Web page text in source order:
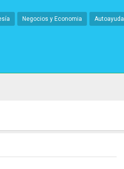
Negocios y Economia Autoayuda